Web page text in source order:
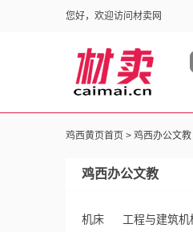
您好，欢迎访问材卖网
鸡西黄页首页 > 鸡西办公文教
鸡西办公文教
机床 工程与建筑机